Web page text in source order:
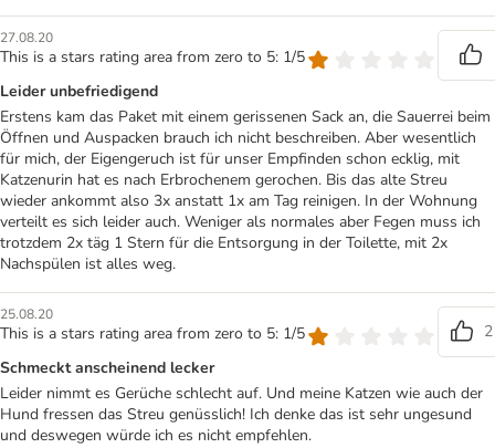
27.08.20
This is a stars rating area from zero to 5: 1/5
Leider unbefriedigend
Erstens kam das Paket mit einem gerissenen Sack an, die Sauerrei beim
Öffnen und Auspacken brauch ich nicht beschreiben. Aber wesentlich
für mich, der Eigengeruch ist für unser Empfinden schon ecklig, mit
Katzenurin hat es nach Erbrochenem gerochen. Bis das alte Streu
wieder ankommt also 3x anstatt 1x am Tag reinigen. In der Wohnung
verteilt es sich leider auch. Weniger als normales aber Fegen muss ich
trotzdem 2x täg 1 Stern für die Entsorgung in der Toilette, mit 2x
Nachspülen ist alles weg.
25.08.20
This is a stars rating area from zero to 5: 1/5
2
Schmeckt anscheinend lecker
Leider nimmt es Gerüche schlecht auf. Und meine Katzen wie auch der
Hund fressen das Streu genüsslich! Ich denke das ist sehr ungesund
und deswegen würde ich es nicht empfehlen.